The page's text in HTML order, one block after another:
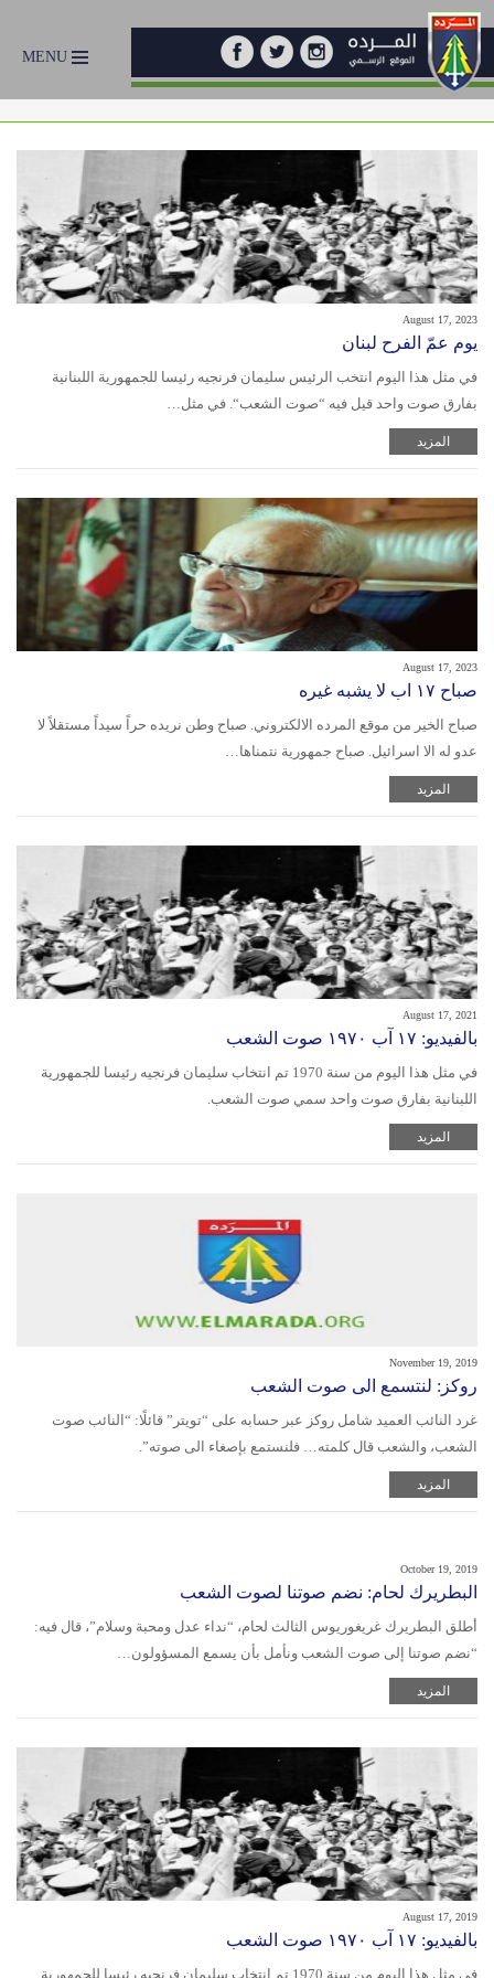
MENU
August 17, 2023
يوم عمّ الفرح لبنان
في مثل هذا اليوم انتخب الرئيس سليمان فرنجيه رئيسا للجمهورية اللبنانية
بفارق صوت واحد قيل فيه “صوت الشعب“. في مثل…
المزيد
August 17, 2023
صباح ١٧ اب لا يشبه غيره
صباح الخير من موقع المرده الالكتروني. صباح وطن نريده حراً سيداً مستقلاً لا
عدو له الا اسرائيل. صباح جمهورية نتمناها…
المزيد
August 17, 2021
بالفيديو: ١٧ آب ١٩٧٠ صوت الشعب
في مثل هذا اليوم من سنة 1970 تم انتخاب سليمان فرنجيه رئيسا للجمهورية
اللبنانية بفارق صوت واحد سمي صوت الشعب.
المزيد
November 19, 2019
روكز: لنتسمع الى صوت الشعب
غرد النائب العميد شامل روكز عبر حسابه على “تويتر” قائلًا: “النائب صوت
الشعب، والشعب قال كلمته… فلنستمع بإصغاء الى صوته”.
المزيد
October 19, 2019
البطريرك لحام: نضم صوتنا لصوت الشعب
أطلق البطريرك غريغوريوس الثالث لحام، “نداء عدل ومحبة وسلام”، قال فيه:
“نضم صوتنا إلى صوت الشعب ونأمل بأن يسمع المسؤولون…
المزيد
August 17, 2019
بالفيديو: ١٧ آب ١٩٧٠ صوت الشعب
في مثل هذا اليوم من سنة 1970 تم انتخاب سليمان فرنجيه رئيسا للجمهورية